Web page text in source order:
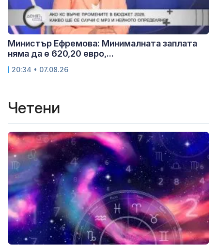
Министър Ефремова: Минималната заплата
няма да е 620,20 евро,...
20:34 • 07.08.26
Четени